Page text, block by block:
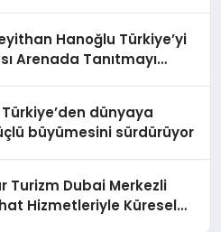
Hanoğlu Türkiye’yi
Arenada Tanıtmayı
dünyaya
büyümesini sürdürüyor
Turizm Dubai Merkezli
Hizmetleriyle Küresel